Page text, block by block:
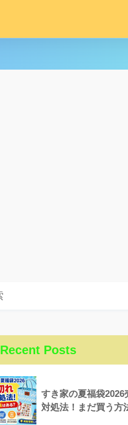
Recent Posts
すき家の夏福袋2026
対処法！まだ買う方